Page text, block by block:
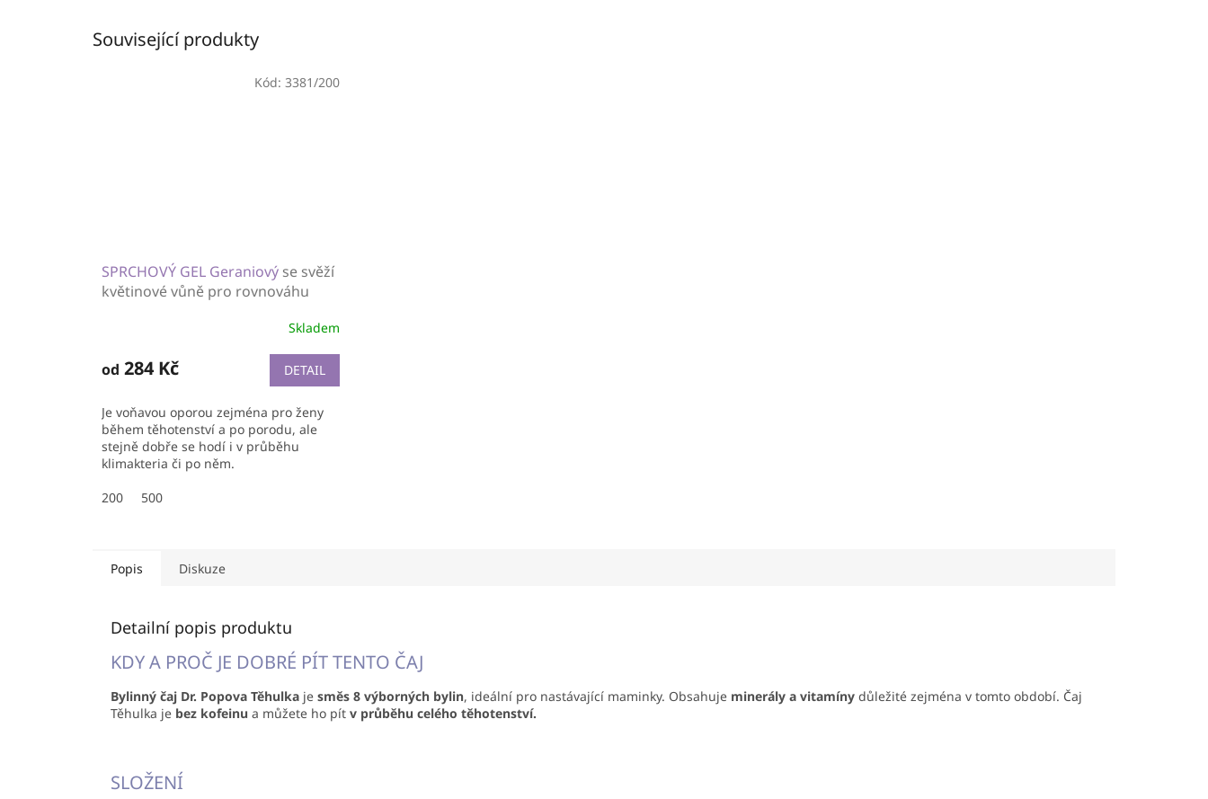
Související produkty
SPRCHOVÝ GEL Geraniový se svěží
květinové vůně pro rovnováhu
Skladem
od 284 Kč DETAIL
Je voňavou oporou zejména pro ženy
během těhotenství a po porodu, ale
stejně dobře se hodí i v průběhu
klimakteria či po něm.
200
500
Kód: 3381/200
Popis Diskuze
Detailní popis produktu
KDY A PROČ JE DOBRÉ PÍT TENTO ČAJ
Bylinný čaj Dr. Popova Těhulka je směs 8 výborných bylin, ideální pro nastávající maminky. Obsahuje minerály a vitamíny důležité zejména v tomto období. Čaj
Těhulka je bez kofeinu a můžete ho pít v průběhu celého těhotenství.
SLOŽENÍ